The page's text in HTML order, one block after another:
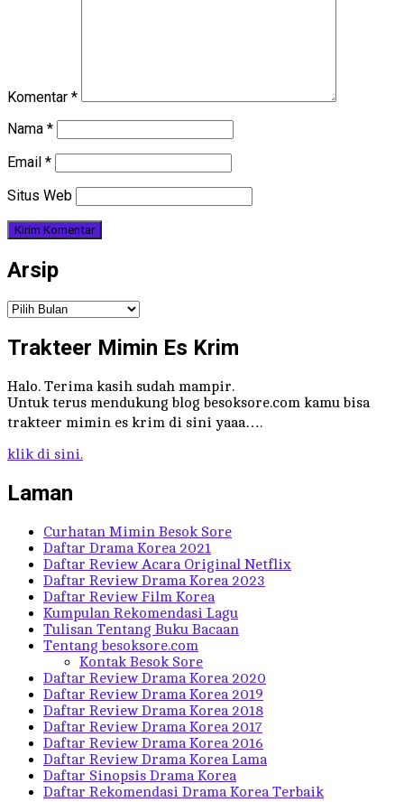
Komentar *
Nama *
Email *
Situs Web
Arsip
Arsip
Trakteer Mimin Es Krim
Halo. Terima kasih sudah mampir.
Untuk terus mendukung blog besoksore.com kamu bisa
trakteer mimin es krim di sini yaaa….
klik di sini.
Laman
Curhatan Mimin Besok Sore
Daftar Drama Korea 2021
Daftar Review Acara Original Netflix
Daftar Review Drama Korea 2023
Daftar Review Film Korea
Kumpulan Rekomendasi Lagu
Tulisan Tentang Buku Bacaan
Tentang besoksore.com
Kontak Besok Sore
Daftar Review Drama Korea 2020
Daftar Review Drama Korea 2019
Daftar Review Drama Korea 2018
Daftar Review Drama Korea 2017
Daftar Review Drama Korea 2016
Daftar Review Drama Korea Lama
Daftar Sinopsis Drama Korea
Daftar Rekomendasi Drama Korea Terbaik